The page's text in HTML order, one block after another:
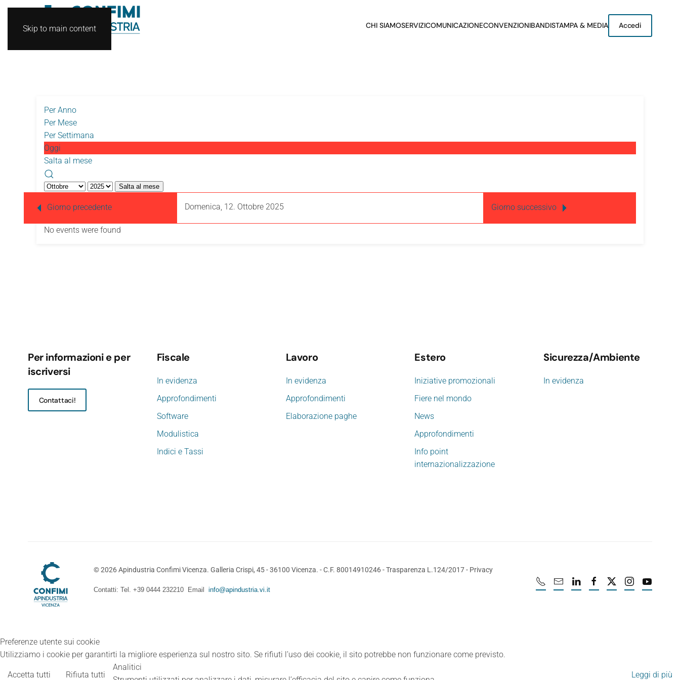
Skip to main content CHI SIAMOSERVIZICOMUNICAZIONECONVENZIONIBANDISTAMPA & MEDIA Accedi
Per Anno
Per Mese
Per Settimana
Oggi
Salta al mese
Salta al mese
Giorno precedente Domenica, 12. Ottobre 2025 Giorno successivo
No events were found
Per informazioni e per
iscriversi
Contattaci!
Fiscale
In evidenza
Approfondimenti
Software
Modulistica
Indici e Tassi
Lavoro
In evidenza
Approfondimenti
Elaborazione paghe
Estero
Iniziative promozionali
Fiere nel mondo
News
Approfondimenti
Info point
internazionalizzazione
Sicurezza/Ambiente
In evidenza
©2026Apindustria Confimi Vicenza. Galleria Crispi, 45 - 36100 Vicenza. - C.F. 80014910246 -Trasparenza L.124/2017- Privacy
Contatti: Tel. +39 0444 232210 Email info@apindustria.vi.it
Preferenze utente sui cookie
Utilizziamo i cookie per garantirti la migliore esperienza sul nostro sito. Se rifiuti l’uso dei cookie, il sito potrebbe non funzionare come previsto.
Accetta tutti Rifiuta tutti Leggi di più
Analitici